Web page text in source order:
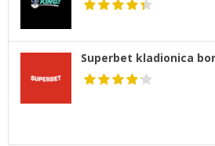
Superbet kladionica